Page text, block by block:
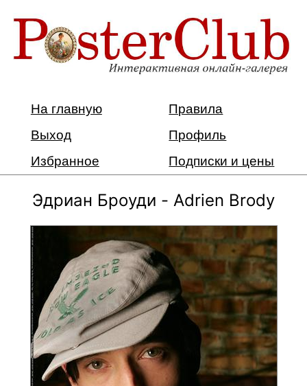
На главную
Правила
Выход
Профиль
Избранное
Подписки и цены
Эдриан Броуди - Adrien Brody